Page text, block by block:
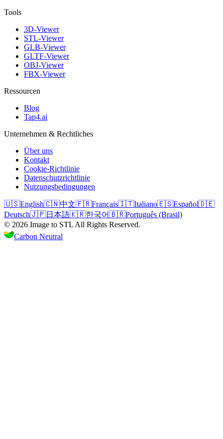
Tools
3D-Viewer
STL-Viewer
GLB-Viewer
GLTF-Viewer
OBJ-Viewer
FBX-Viewer
Ressourcen
Blog
Tap4.ai
Unternehmen & Rechtliches
Über uns
Kontakt
Cookie-Richtlinie
Datenschutzrichtlinie
Nutzungsbedingungen
🇺🇸English🇨🇳中文🇫🇷Français🇮🇹Italiano🇪🇸Español🇩🇪
Deutsch🇯🇵日本語🇰🇷한국어🇧🇷Português (Brasil)
© 2026 Image to STL All Rights Reserved.
Carbon Neutral